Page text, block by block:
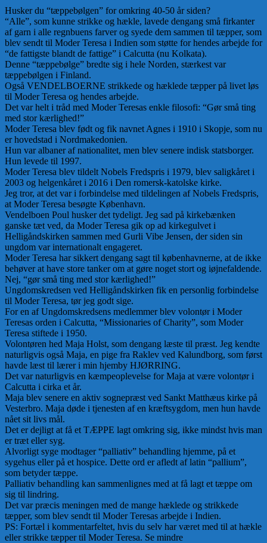
Husker du “tæppebølgen” for omkring 40-50 år siden?
“Alle”, som kunne strikke og hækle, lavede dengang små firkanter
af garn i alle regnbuens farver og syede dem sammen til tæpper, som
blev sendt til Moder Teresa i Indien som støtte for hendes arbejde for
“de fattigste blandt de fattige” i Calcutta (nu Kolkata).
Denne “tæppebølge” bredte sig i hele Norden, stærkest var
tæppebølgen i Finland.
Også VENDELBOERNE strikkede og hæklede tæpper på livet løs
til Moder Teresa og hendes arbejde.
Det var helt i tråd med Moder Teresas enkle filosofi: “Gør små ting
med stor kærlighed!”
Moder Teresa blev født og fik navnet Agnes i 1910 i Skopje, som nu
er hovedstad i Nordmakedonien.
Hun var albaner af nationalitet, men blev senere indisk statsborger.
Hun levede til 1997.
Moder Teresa blev tildelt Nobels Fredspris i 1979, blev saligkåret i
2003 og helgenkåret i 2016 i Den romersk-katolske kirke.
Jeg tror, at det var i forbindelse med tildelingen af Nobels Fredspris,
at Moder Teresa besøgte København.
Vendelboen Poul husker det tydeligt. Jeg sad på kirkebænken
ganske tæt ved, da Moder Teresa gik op ad kirkegulvet i
Helligåndskirken sammen med Gurli Vibe Jensen, der siden sin
ungdom var internationalt engageret.
Moder Teresa har sikkert dengang sagt til københavnerne, at de ikke
behøver at have store tanker om at gøre noget stort og iøjnefaldende.
Nej, “gør små ting med stor kærlighed!”
Ungdomskredsen ved Helligåndskirken fik en personlig forbindelse
til Moder Teresa, tør jeg godt sige.
For en af Ungdomskredsens medlemmer blev volontør i Moder
Teresas orden i Calcutta, “Missionaries of Charity”, som Moder
Teresa stiftede i 1950.
Volontøren hed Maja Holst, som dengang læste til præst. Jeg kendte
naturligvis også Maja, en pige fra Raklev ved Kalundborg, som først
havde læst til lærer i min hjemby HJØRRING.
Det var naturligvis en kæmpeoplevelse for Maja at være volontør i
Calcutta i cirka et år.
Maja blev senere en aktiv sognepræst ved Sankt Matthæus kirke på
Vesterbro. Maja døde i tjenesten af en kræftsygdom, men hun havde
nået sit livs mål.
Det er dejligt at få et TÆPPE lagt omkring sig, ikke mindst hvis man
er træt eller syg.
Alvorligt syge modtager “palliativ” behandling hjemme, på et
sygehus eller på et hospice. Dette ord er afledt af latin “pallium”,
som betyder tæppe.
Palliativ behandling kan sammenlignes med at få lagt et tæppe om
sig til lindring.
Det var præcis meningen med de mange hæklede og strikkede
tæpper, som blev sendt til Moder Teresas arbejde i Indien.
PS: Fortæl i kommentarfeltet, hvis du selv har været med til at hækle
eller strikke tæpper til Moder Teresa. Se mindre